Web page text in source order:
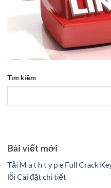
Tìm kiếm
Bài viết mới
Tải M a t h t y p e Full Crack
lỗi Cài đặt chi tiết